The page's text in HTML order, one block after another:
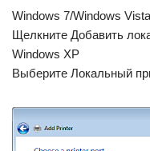
Windows 7/Windows Vista
Щелкните Добавить
Windows XP
Выберите Локальный